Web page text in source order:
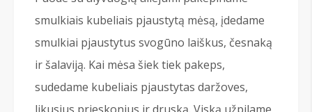
smulkiais kubeliais pjaustytą mėsą, įdedame
smulkiai pjaustytus svogūno laiškus, česnaką
ir šalaviją. Kai mėsa šiek tiek pakeps,
sudedame kubeliais pjaustytas daržoves,